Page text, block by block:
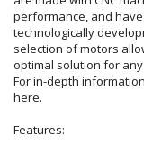
performance, and
technologically
selection of motors
optimal solution for
For in-depth
here.
Features: